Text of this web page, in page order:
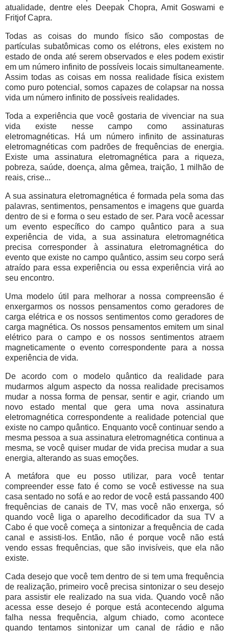
atualidade, dentre eles Deepak Chopra, Amit Goswami e
Fritjof Capra.
Todas as coisas do mundo físico são compostas de
partículas subatômicas como os elétrons, eles existem no
estado de onda até serem observados e eles podem existir
em um número infinito de possíveis locais simultaneamente.
Assim todas as coisas em nossa realidade física existem
como puro potencial, somos capazes de colapsar na nossa
vida um número infinito de possíveis realidades.
Toda a experiência que você gostaria de vivenciar na sua
vida existe nesse campo como assinaturas
eletromagnéticas. Há um número infinito de assinaturas
eletromagnéticas com padrões de frequências de energia.
Existe uma assinatura eletromagnética para a riqueza,
pobreza, saúde, doença, alma gêmea, traição, 1 milhão de
reais, crise...
A sua assinatura eletromagnética é formada pela soma das
palavras, sentimentos, pensamentos e imagens que guarda
dentro de si e forma o seu estado de ser. Para você acessar
um evento específico do campo quântico para a sua
experiência de vida, a sua assinatura eletromagnética
precisa corresponder à assinatura eletromagnética do
evento que existe no campo quântico, assim seu corpo será
atraído para essa experiência ou essa experiência virá ao
seu encontro.
Uma modelo útil para melhorar a nossa compreensão é
enxergarmos os nossos pensamentos como geradores de
carga elétrica e os nossos sentimentos como geradores de
carga magnética. Os nossos pensamentos emitem um sinal
elétrico para o campo e os nossos sentimentos atraem
magneticamente o evento correspondente para a nossa
experiência de vida.
De acordo com o modelo quântico da realidade para
mudarmos algum aspecto da nossa realidade precisamos
mudar a nossa forma de pensar, sentir e agir, criando um
novo estado mental que gera uma nova assinatura
eletromagnética correspondente a realidade potencial que
existe no campo quântico. Enquanto você continuar sendo a
mesma pessoa a sua assinatura eletromagnética continua a
mesma, se você quiser mudar de vida precisa mudar a sua
energia, alterando as suas emoções.
A metáfora que eu posso utilizar, para você tentar
compreender esse fato é como se você estivesse na sua
casa sentado no sofá e ao redor de você está passando 400
frequências de canais de TV, mas você não enxerga, só
quando você liga o aparelho decodificador da sua TV a
Cabo é que você começa a sintonizar a frequência de cada
canal e assisti-los. Então, não é porque você não está
vendo essas frequências, que são invisíveis, que ela não
existe.
Cada desejo que você tem dentro de si tem uma frequência
de realização, primeiro você precisa sintonizar o seu desejo
para assistir ele realizado na sua vida. Quando você não
acessa esse desejo é porque está acontecendo alguma
falha nessa frequência, algum chiado, como acontece
quando tentamos sintonizar um canal de rádio e não